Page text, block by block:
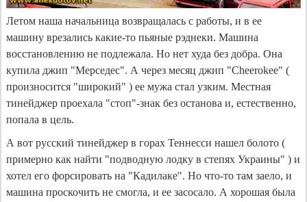
Летом наша начальница возвращалась с работы, и в ее
машину врезались какие-то пьяные рэднеки. Машина
восстановлению не подлежала. Но нет худа без добра. Она
купила джип "Мерседес". А через месяц джип "Cheerokee" (
произносится "широкий" ) ее мужа стал узким. Местная
тинейджер проехала "стоп"-знак без останова и, естественно,
попала в цель.
А вот русский тинейджер в горах Теннесси нашел болото (
примерно как найти "подводную лодку в степях Украины" ) и
хотел его форсировать на "Кадилаке". Но что-то там заело, и
машина проскочить не смогла, и ее засосало. А хорошая была